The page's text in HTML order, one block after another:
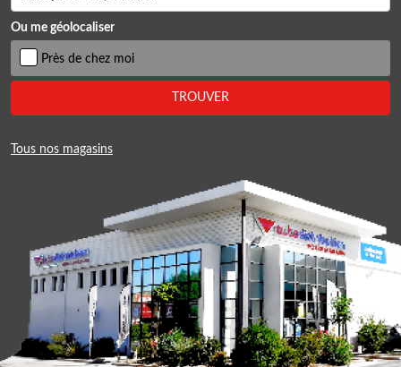
Ou me géolocaliser
Près de chez moi
TROUVER
Tous nos magasins